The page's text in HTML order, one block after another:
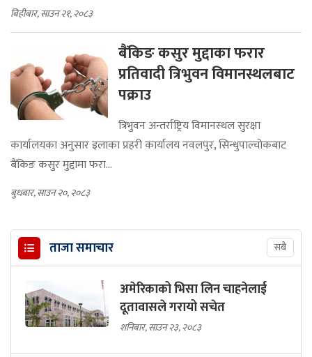
बिहीबार, साउन २१, २०८३
बैंकिङ कसुर मुद्दाका फरार
प्रतिवादी त्रिभुवन विमानस्थलबाट
पक्राउ
त्रिभुवन अन्तर्राष्ट्रिय विमानस्थल सुरक्षा
कार्यालयका अनुसार इलाका प्रहरी कार्यालय नवलपुर, सिन्धुपाल्चोकबाट
बैंकिङ कसुर मुद्दामा फरा...
बुधबार, साउन २०, २०८३
ताजा समाचार सबै
अमेरिकाको भिसा लिन चाहनेलाई
दूतावासले गरायो सचेत
शनिबार, साउन २३, २०८३